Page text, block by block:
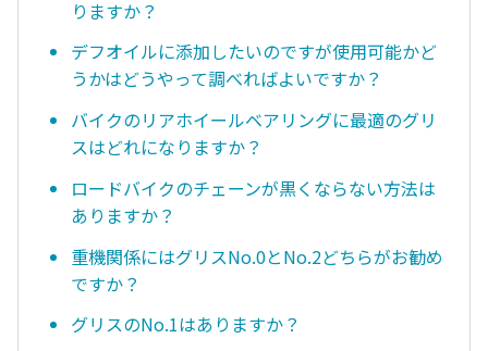
りますか？
デフオイルに添加したいのですが使用可能かど
うかはどうやって調べればよいですか？
バイクのリアホイールベアリングに最適のグリ
スはどれになりますか？
ロードバイクのチェーンが黒くならない方法は
ありますか？
重機関係にはグリスNo.0とNo.2どちらがお勧め
ですか？
グリスのNo.1はありますか？